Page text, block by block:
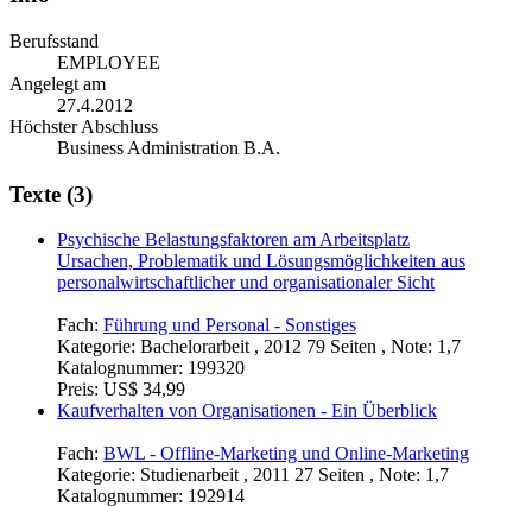
Berufsstand
EMPLOYEE
Angelegt am
27.4.2012
Höchster Abschluss
Business Administration B.A.
Texte (3)
Psychische Belastungsfaktoren am Arbeitsplatz
Ursachen, Problematik und Lösungsmöglichkeiten aus
personalwirtschaftlicher und organisationaler Sicht
Fach: Führung und Personal - Sonstiges
Kategorie: Bachelorarbeit , 2012 79 Seiten , Note: 1,7
Katalognummer: 199320
Preis: US$ 34,99
Kaufverhalten von Organisationen - Ein Überblick
Fach: BWL - Offline-Marketing und Online-Marketing
Kategorie: Studienarbeit , 2011 27 Seiten , Note: 1,7
Katalognummer: 192914